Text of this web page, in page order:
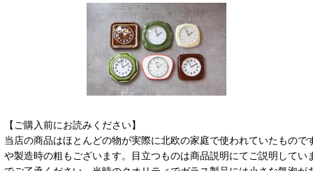
【ご購入前にお読みください】
当店の商品はほとんどの物が実際に北欧の家庭で使われていたもの
や製造時の粗もございます。目立つものは商品説明にてご説明して